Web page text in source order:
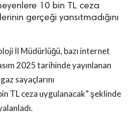
10 bin TL ceza
gerçeği yansıtmadığını
İl Müdürlüğü, bazı internet
2025 tarihinde yayınlanan
sayaçlarını
TL ceza uygulanacak” şeklinde